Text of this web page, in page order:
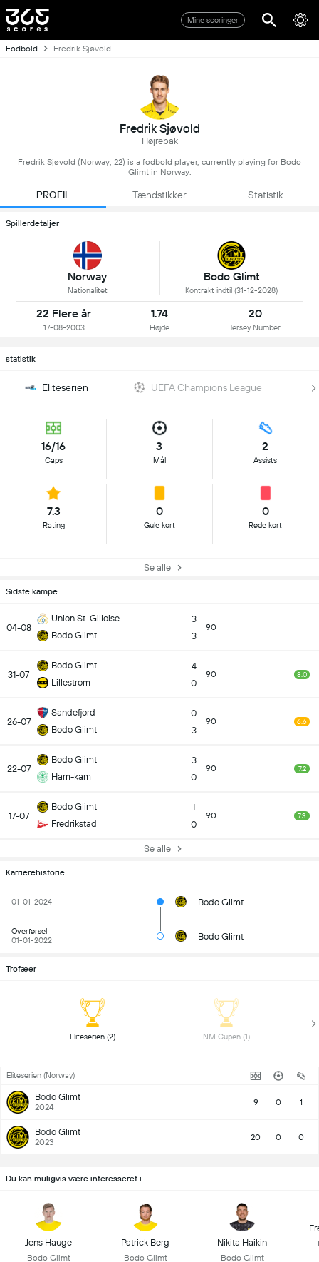
Mine scoringer
Fodbold Fredrik Sjøvold
Fredrik Sjøvold
Højrebak
Fredrik Sjøvold (Norway, 22) is a fodbold player, currently playing for Bodo
Glimt in Norway.
PROFIL Tændstikker Statistik
Spillerdetaljer
Norway
Nationalitet
Bodo Glimt
Kontrakt indtil (31-12-2028)
22 Flere år
17-08-2003
1.74
Højde
20
Jersey Number
statistik
Eliteserien UEFA Champions League
16/16
Caps
3
Mål
2
Assists
7.3
Rating
0
Gule kort
0
Røde kort
Se alle
Sidste kampe
04-08
Union St. Gilloise
Bodo Glimt
3
3
90
31-07
Bodo Glimt
Lillestrom
4
0
90 8.0
26-07
Sandefjord
Bodo Glimt
0
3
90 6.6
22-07
Bodo Glimt
Ham-kam
3
0
90 7.2
17-07
Bodo Glimt
Fredrikstad
1
0
90 7.3
Se alle
Karrierehistorie
01-01-2024 Bodo Glimt
Overførsel
01-01-2022
Bodo Glimt
Trofæer
Eliteserien (2)
Eliteserien (Norway)
Bodo Glimt
2024 9 0 1
Bodo Glimt
2023 20 0 0
Du kan muligvis være interesseret i
Jens Hauge
Bodo Glimt
Patrick Berg
Bodo Glimt
Nikita Haikin
Bodo Glimt